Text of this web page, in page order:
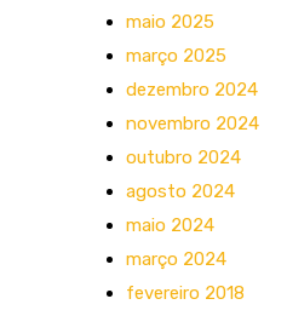
maio 2025
março 2025
dezembro 2024
novembro 2024
outubro 2024
agosto 2024
maio 2024
março 2024
fevereiro 2018